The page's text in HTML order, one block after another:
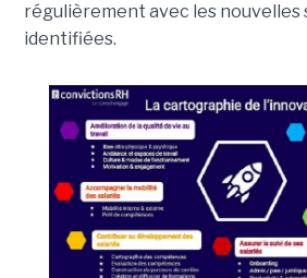
régulièrement avec les nouvelles
identifiées.